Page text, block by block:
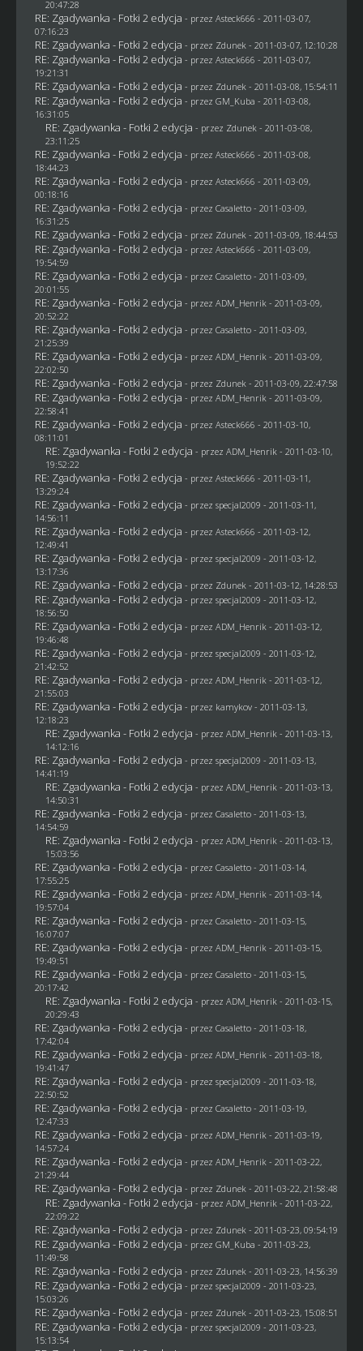
20:47:28
RE: Zgadywanka - Fotki 2 edycja - przez Asteck666 - 2011-03-07,
07:16:23
RE: Zgadywanka - Fotki 2 edycja - przez Zdunek - 2011-03-07, 12:10:28
RE: Zgadywanka - Fotki 2 edycja - przez Asteck666 - 2011-03-07,
19:21:31
RE: Zgadywanka - Fotki 2 edycja - przez Zdunek - 2011-03-08, 15:54:11
RE: Zgadywanka - Fotki 2 edycja - przez GM_Kuba - 2011-03-08,
16:31:05
RE: Zgadywanka - Fotki 2 edycja - przez Zdunek - 2011-03-08,
23:11:25
RE: Zgadywanka - Fotki 2 edycja - przez Asteck666 - 2011-03-08,
18:44:23
RE: Zgadywanka - Fotki 2 edycja - przez Asteck666 - 2011-03-09,
00:18:16
RE: Zgadywanka - Fotki 2 edycja - przez Casaletto- 2011-03-09,
16:31:25
RE: Zgadywanka - Fotki 2 edycja - przez Zdunek - 2011-03-09, 18:44:53
RE: Zgadywanka - Fotki 2 edycja - przez Asteck666 - 2011-03-09,
19:54:59
RE: Zgadywanka - Fotki 2 edycja - przez Casaletto- 2011-03-09,
20:01:55
RE: Zgadywanka - Fotki 2 edycja - przez ADM_Henrik - 2011-03-09,
20:52:22
RE: Zgadywanka - Fotki 2 edycja - przez Casaletto- 2011-03-09,
21:25:39
RE: Zgadywanka - Fotki 2 edycja - przez ADM_Henrik - 2011-03-09,
22:02:50
RE: Zgadywanka - Fotki 2 edycja - przez Zdunek - 2011-03-09, 22:47:58
RE: Zgadywanka - Fotki 2 edycja - przez ADM_Henrik - 2011-03-09,
22:58:41
RE: Zgadywanka - Fotki 2 edycja - przez Asteck666 - 2011-03-10,
08:11:01
RE: Zgadywanka - Fotki 2 edycja - przez ADM_Henrik - 2011-03-10,
19:52:22
RE: Zgadywanka - Fotki 2 edycja - przez Asteck666 - 2011-03-11,
13:29:24
RE: Zgadywanka - Fotki 2 edycja - przez specjal2009 - 2011-03-11,
14:56:11
RE: Zgadywanka - Fotki 2 edycja - przez Asteck666 - 2011-03-12,
12:49:41
RE: Zgadywanka - Fotki 2 edycja - przez specjal2009 - 2011-03-12,
13:17:36
RE: Zgadywanka - Fotki 2 edycja - przez Zdunek - 2011-03-12, 14:28:53
RE: Zgadywanka - Fotki 2 edycja - przez specjal2009 - 2011-03-12,
18:56:50
RE: Zgadywanka - Fotki 2 edycja - przez ADM_Henrik - 2011-03-12,
19:46:48
RE: Zgadywanka - Fotki 2 edycja - przez specjal2009 - 2011-03-12,
21:42:52
RE: Zgadywanka - Fotki 2 edycja - przez ADM_Henrik - 2011-03-12,
21:55:03
RE: Zgadywanka - Fotki 2 edycja - przez kamykov- 2011-03-13,
12:18:23
RE: Zgadywanka - Fotki 2 edycja - przez ADM_Henrik - 2011-03-13,
14:12:16
RE: Zgadywanka - Fotki 2 edycja - przez specjal2009 - 2011-03-13,
14:41:19
RE: Zgadywanka - Fotki 2 edycja - przez ADM_Henrik - 2011-03-13,
14:50:31
RE: Zgadywanka - Fotki 2 edycja - przez Casaletto- 2011-03-13,
14:54:59
RE: Zgadywanka - Fotki 2 edycja - przez ADM_Henrik - 2011-03-13,
15:03:56
RE: Zgadywanka - Fotki 2 edycja - przez Casaletto- 2011-03-14,
17:55:25
RE: Zgadywanka - Fotki 2 edycja - przez ADM_Henrik - 2011-03-14,
19:57:04
RE: Zgadywanka - Fotki 2 edycja - przez Casaletto- 2011-03-15,
16:07:07
RE: Zgadywanka - Fotki 2 edycja - przez ADM_Henrik - 2011-03-15,
19:49:51
RE: Zgadywanka - Fotki 2 edycja - przez Casaletto- 2011-03-15,
20:17:42
RE: Zgadywanka - Fotki 2 edycja - przez ADM_Henrik - 2011-03-15,
20:29:43
RE: Zgadywanka - Fotki 2 edycja - przez Casaletto- 2011-03-18,
17:42:04
RE: Zgadywanka - Fotki 2 edycja - przez ADM_Henrik - 2011-03-18,
19:41:47
RE: Zgadywanka - Fotki 2 edycja - przez specjal2009 - 2011-03-18,
22:50:52
RE: Zgadywanka - Fotki 2 edycja - przez Casaletto- 2011-03-19,
12:47:33
RE: Zgadywanka - Fotki 2 edycja - przez ADM_Henrik - 2011-03-19,
14:57:24
RE: Zgadywanka - Fotki 2 edycja - przez ADM_Henrik - 2011-03-22,
21:29:44
RE: Zgadywanka - Fotki 2 edycja - przez Zdunek - 2011-03-22, 21:58:48
RE: Zgadywanka - Fotki 2 edycja - przez ADM_Henrik - 2011-03-22,
22:09:22
RE: Zgadywanka - Fotki 2 edycja - przez Zdunek - 2011-03-23, 09:54:19
RE: Zgadywanka - Fotki 2 edycja - przez GM_Kuba - 2011-03-23,
11:49:58
RE: Zgadywanka - Fotki 2 edycja - przez Zdunek - 2011-03-23, 14:56:39
RE: Zgadywanka - Fotki 2 edycja - przez specjal2009 - 2011-03-23,
15:03:26
RE: Zgadywanka - Fotki 2 edycja - przez Zdunek - 2011-03-23, 15:08:51
RE: Zgadywanka - Fotki 2 edycja - przez specjal2009 - 2011-03-23,
15:13:54